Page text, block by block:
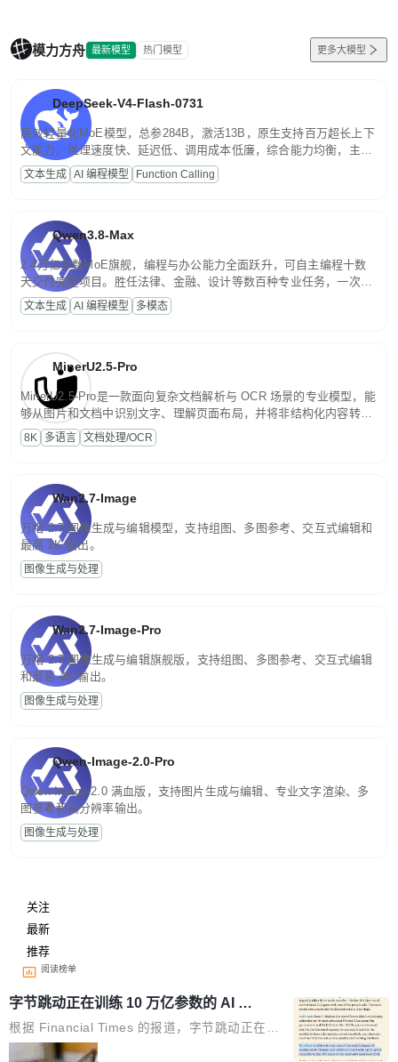
模力方舟 最新模型 热门模型 更多大模型
DeepSeek-V4-Flash-0731
高效轻量化MoE模型，总参284B，激活13B，原生支持百万超长上下
文能力。推理速度快、延迟低、调用成本低廉，综合能力均衡，主打
高并发、轻量化任务，适合日常对话、内容创作、基础 RAG、批量
文案处理等普惠刚需场景。
文本生成 AI 编程模型 Function Calling
Qwen3.8-Max
2.4万亿参数MoE旗舰，编程与办公能力全面跃升，可自主编程十数
天交付完整项目。胜任法律、金融、设计等数百种专业任务，一次对
话端到端交付生产级成果。原生视觉理解贯穿规划、执行与验证全流
程，支持超长文档与长视频的深度语义解析。长程任务中自主规划与
文本生成 AI 编程模型 多模态
MinerU2.5-Pro
MinerU2.5-Pro是一款面向复杂文档解析与 OCR 场景的专业模型，能
够从图片和文档中识别文字、理解页面布局，并将非结构化内容转换
为便于存储、检索和二次处理的结构化结果。
8K 多语言 文档处理/OCR
Wan2.7-Image
万相 2.7 图像生成与编辑模型，支持组图、多图参考、交互式编辑和
最高 2K 输出。
图像生成与处理
Wan2.7-Image-Pro
万相 2.7 图像生成与编辑旗舰版，支持组图、多图参考、交互式编辑
和最高 4K 输出。
图像生成与处理
Qwen-Image-2.0-Pro
Qwen-Image-2.0 满血版，支持图片生成与编辑、专业文字渲染、多
图参考和高分辨率输出。
图像生成与处理
关注
最新
推荐
阅读榜单
字节跳动正在训练 10 万亿参数的 AI 模
型
根据 Financial Times 的报道，字节跳动正在训
练一个 10 万亿参数的 AI 模型，目前处于预训练
局